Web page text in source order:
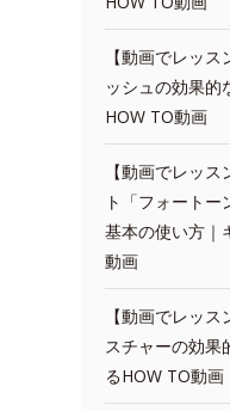
【動画でレッ
ッシュの効果的
HOW TO動画
【動画でレッ
ト「フォート
基本の使い方｜
動画
【動画でレッ
スチャーの効果
るHOW TO動画